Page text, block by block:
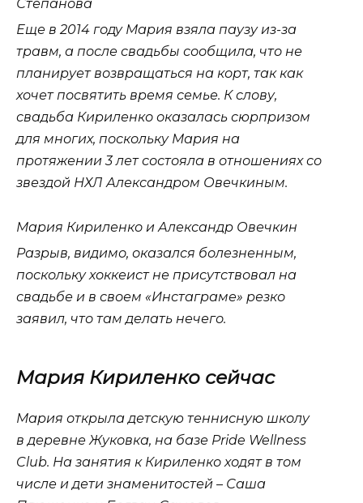
Степанова
Еще в 2014 году Мария взяла паузу из-за
травм, а после свадьбы сообщила, что не
планирует возвращаться на корт, так как
хочет посвятить время семье. К слову,
свадьба Кириленко оказалась сюрпризом
для многих, поскольку Мария на
протяжении 3 лет состояла в отношениях со
звездой НХЛ Александром Овечкиным.
Мария Кириленко и Александр Овечкин
Разрыв, видимо, оказался болезненным,
поскольку хоккеист не присутствовал на
свадьбе и в своем «Инстаграме» резко
заявил, что там делать нечего.
Мария Кириленко сейчас
Мария открыла детскую теннисную школу
в деревне Жуковка, на базе Pride Wellness
Club. На занятия к Кириленко ходят в том
числе и дети знаменитостей – Саша